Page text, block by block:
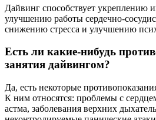
Дайвинг способствует укреплению
улучшению работы сердечно-
снижению стресса и улучшению
Есть ли какие-нибудь
занятия дайвингом?
Да, есть некоторые
К ним относятся: проблемы с
астма, заболевания верхних